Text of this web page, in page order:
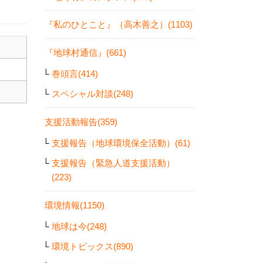
『私のひとこと』（高木善之）(1103)
『地球村通信』(661)
巻頭言(414)
スペシャル対談(248)
支援活動報告(359)
支援報告（地球環境保全活動）(61)
支援報告（緊急人道支援活動）
(223)
環境情報(1150)
地球は今(248)
環境トピックス(890)